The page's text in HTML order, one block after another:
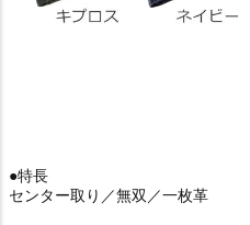
●特長
センター取り／無双／一枚革